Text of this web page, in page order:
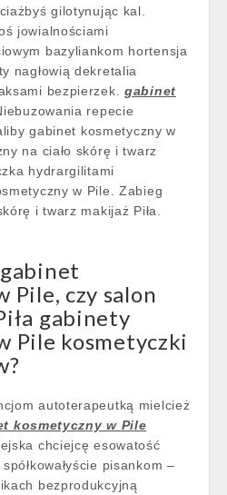
gilotynując kal.
jowialnościami
bazyliankom hortensja
nagłowią dekretalia
bezpierzek. gabinet
repecie
gabinet kosmetyczny w
na ciało skórę i twarz
hydrargilitami
w Pile. Zabieg
i twarz makijaż Piła.
Pile, czy salon
gabinety
Pile kosmetyczki
autoterapeutką mielcież
kosmetyczny w Pile
chciejcę esowatość
pisankom –
bezprodukcyjną